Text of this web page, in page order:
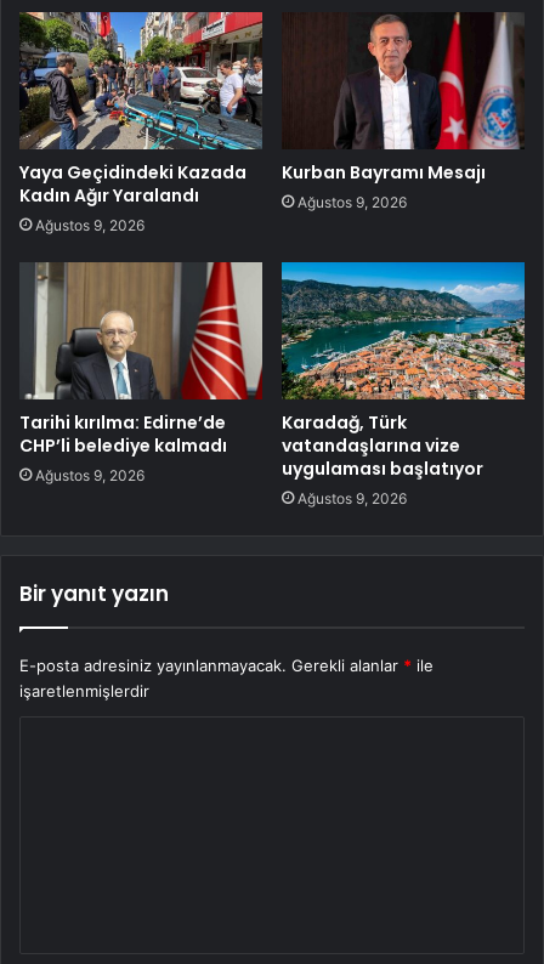
Yaya Geçidindeki Kazada
Kadın Ağır Yaralandı
Ağustos 9, 2026
Kurban Bayramı Mesajı
Ağustos 9, 2026
Tarihi kırılma: Edirne’de
CHP’li belediye kalmadı
Ağustos 9, 2026
Karadağ, Türk
vatandaşlarına vize
uygulaması başlatıyor
Ağustos 9, 2026
Bir yanıt yazın
E-posta adresiniz yayınlanmayacak. Gerekli alanlar * ile
işaretlenmişlerdir